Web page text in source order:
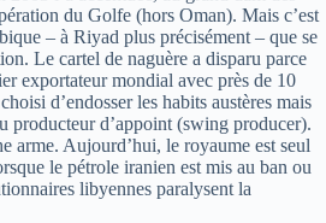
du Golfe (hors Oman). Mais c’est
– à Riyad plus précisément – que se
Le cartel de naguère a disparu parce
exportateur mondial avec près de 10
d’endosser les habits austères mais
producteur d’appoint (swing producer).
arme. Aujourd’hui, le royaume est seul
le pétrole iranien est mis au ban ou
libyennes paralysent la